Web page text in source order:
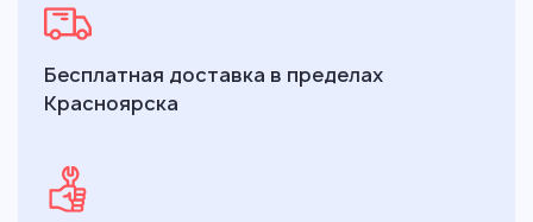
Бесплатная доставка в пределах
Красноярска